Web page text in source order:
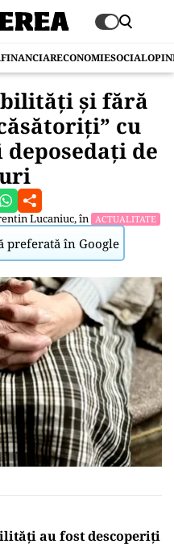
FINANCIARECONOMIESOCIAL
și fără
cu
de
Lucaniuc, în ACTUALITATE
preferată în Google
au fost descoperiți